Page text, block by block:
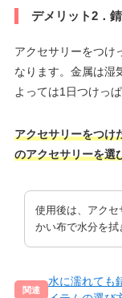
デメリット2．
アクセサリーをつけ
なります。金属は湿
よっては1日つけっ
アクセサリーをつけ
のアクセサリーを選
使用後は、アク
かい布で水分を
水に濡れても